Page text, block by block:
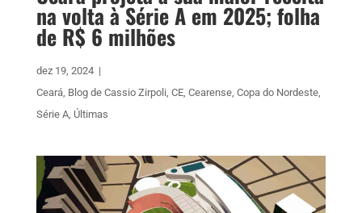
na volta à Série A em 2025; folha
de R$ 6 milhões
dez 19, 2024 |
Ceará, Blog de Cassio Zirpoli, CE, Cearense, Copa do Nordeste,
Série A, Últimas